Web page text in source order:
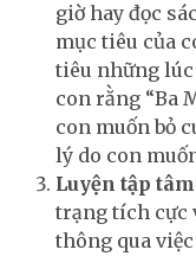
giờ hay đọc
mục tiêu của
tiêu những
con rằng “Ba
con muốn bỏ
lý do con
Luyện tập
trạng tích cực
thông qua